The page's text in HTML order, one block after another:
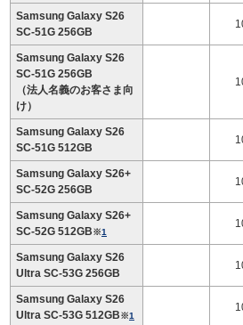
Samsung Galaxy S26
SC-51G 256GB
Samsung Galaxy S26
SC-51G 256GB
（法人名義のお客さま向
け）
Samsung Galaxy S26
SC-51G 512GB
Samsung Galaxy S26+
SC-52G 256GB
Samsung Galaxy S26+
SC-52G 512GB※1
Samsung Galaxy S26
Ultra SC-53G 256GB
Samsung Galaxy S26
Ultra SC-53G 512GB※1